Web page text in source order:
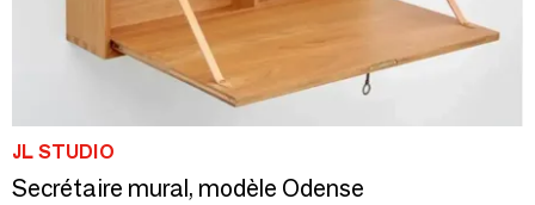
JL STUDIO
Secrétaire mural, modèle Odense